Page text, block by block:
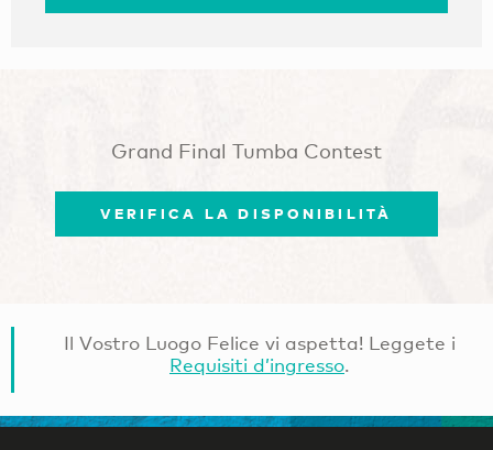
Grand Final Tumba Contest
VERIFICA LA DISPONIBILITÀ
Il Vostro Luogo Felice vi aspetta! Leggete i
Requisiti d’ingresso.